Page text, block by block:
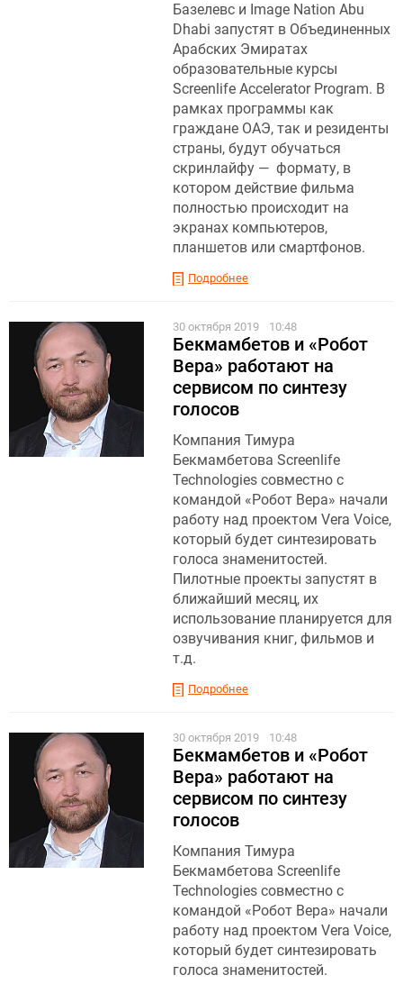
Базелевс и Image Nation Abu
Dhabi запустят в Объединенных
Арабских Эмиратах
образовательные курсы
Screenlife Accelerator Program. В
рамках программы как
граждане ОАЭ, так и резиденты
страны, будут обучаться
скринлайфу — формату, в
котором действие фильма
полностью происходит на
экранах компьютеров,
планшетов или смартфонов.
Подробнее
30 октября 2019 10:48
Бекмамбетов и «Робот
Вера» работают на
сервисом по синтезу
голосов
Компания Тимура
Бекмамбетова Screenlife
Technologies совместно с
командой «Робот Вера» начали
работу над проектом Vera Voice,
который будет синтезировать
голоса знаменитостей.
Пилотные проекты запустят в
ближайший месяц, их
использование планируется для
озвучивания книг, фильмов и
т.д.
Подробнее
30 октября 2019 10:48
Бекмамбетов и «Робот
Вера» работают на
сервисом по синтезу
голосов
Компания Тимура
Бекмамбетова Screenlife
Technologies совместно с
командой «Робот Вера» начали
работу над проектом Vera Voice,
который будет синтезировать
голоса знаменитостей.